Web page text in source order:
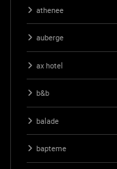
athenee
auberge
ax hotel
b&b
balade
bapteme